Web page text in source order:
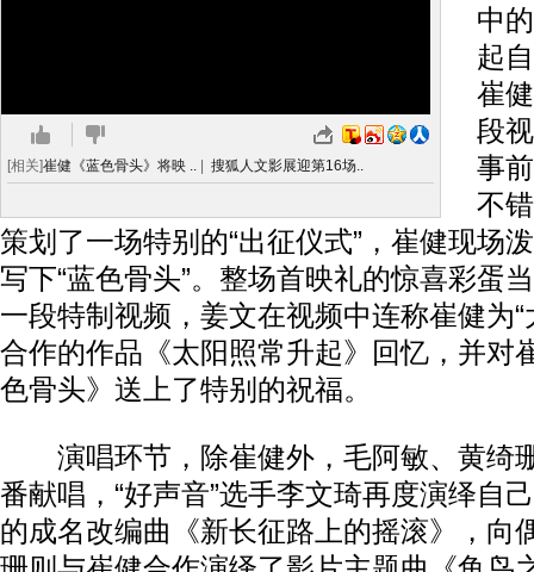
[相关]崔健《蓝色骨头》将映 .. 搜狐人文影展迎第16场..
中
起
崔
段
事
不
策划了一场特别的“出征仪式”，崔健现场
写下“蓝色骨头”。整场首映礼的惊喜彩蛋
一段特制视频，姜文在视频中连称崔健为“
合作的作品《太阳照常升起》回忆，并对
色骨头》送上了特别的祝福。
演唱环节，除崔健外，毛阿敏、黄绮
番献唱，“好声音”选手李文琦再度演绎自
的成名改编曲《新长征路上的摇滚》，向